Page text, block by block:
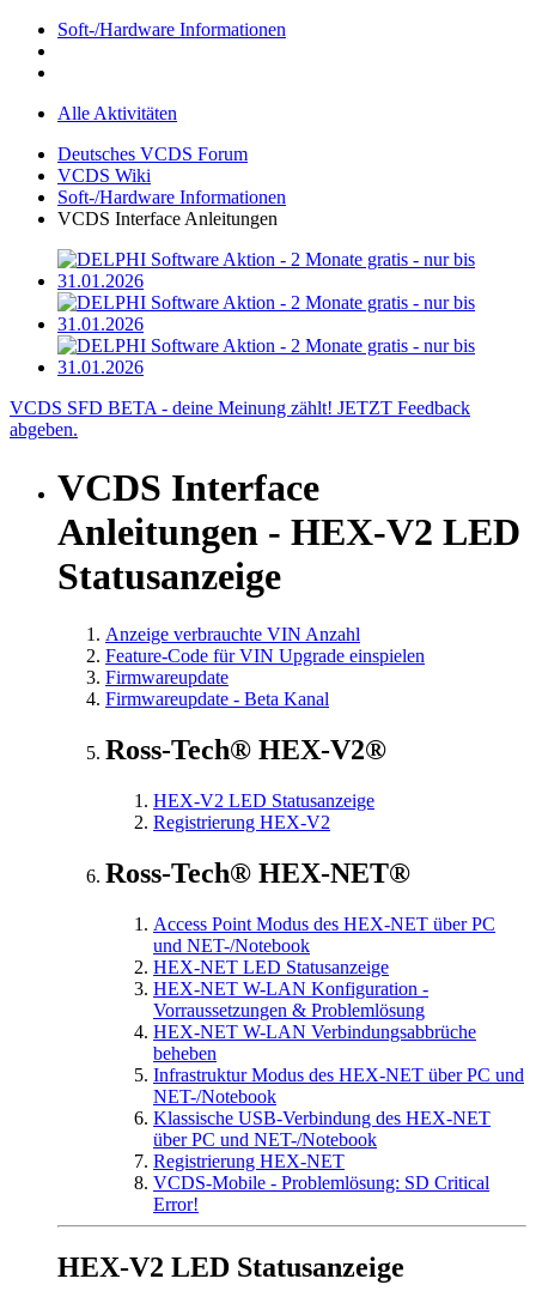
Soft-/Hardware Informationen
Alle Aktivitäten
Deutsches VCDS Forum
VCDS Wiki
Soft-/Hardware Informationen
VCDS Interface Anleitungen
VCDS SFD BETA - deine Meinung zählt! JETZT Feedback
abgeben.
VCDS Interface
Anleitungen - HEX-V2 LED
Statusanzeige
Anzeige verbrauchte VIN Anzahl
Feature-Code für VIN Upgrade einspielen
Firmwareupdate
Firmwareupdate - Beta Kanal
Ross-Tech® HEX-V2®
HEX-V2 LED Statusanzeige
Registrierung HEX-V2
Ross-Tech® HEX-NET®
Access Point Modus des HEX-NET über PC
und NET-/Notebook
HEX-NET LED Statusanzeige
HEX-NET W-LAN Konfiguration -
Vorraussetzungen & Problemlösung
HEX-NET W-LAN Verbindungsabbrüche
beheben
Infrastruktur Modus des HEX-NET über PC und
NET-/Notebook
Klassische USB-Verbindung des HEX-NET
über PC und NET-/Notebook
Registrierung HEX-NET
VCDS-Mobile - Problemlösung: SD Critical
Error!
HEX-V2 LED Statusanzeige